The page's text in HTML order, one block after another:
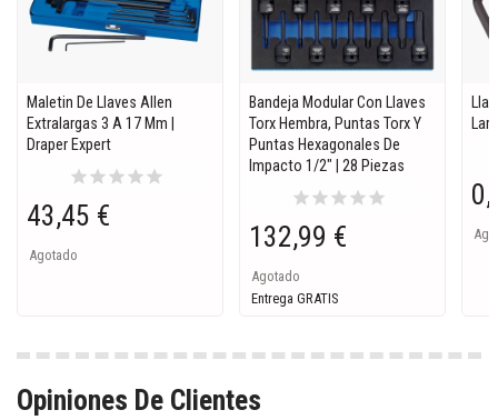
Maletin De Llaves Allen
Extralargas 3 A 17 Mm |
Draper Expert
starstarstarstarstar
43,45 €
Agotado
Bandeja Modular Con Llaves
Torx Hembra, Puntas Torx Y
Puntas Hexagonales De
Impacto 1/2" | 28 Piezas
starstarstarstarstar
132,99 €
Agotado
Entrega GRATIS
Opiniones De Clientes